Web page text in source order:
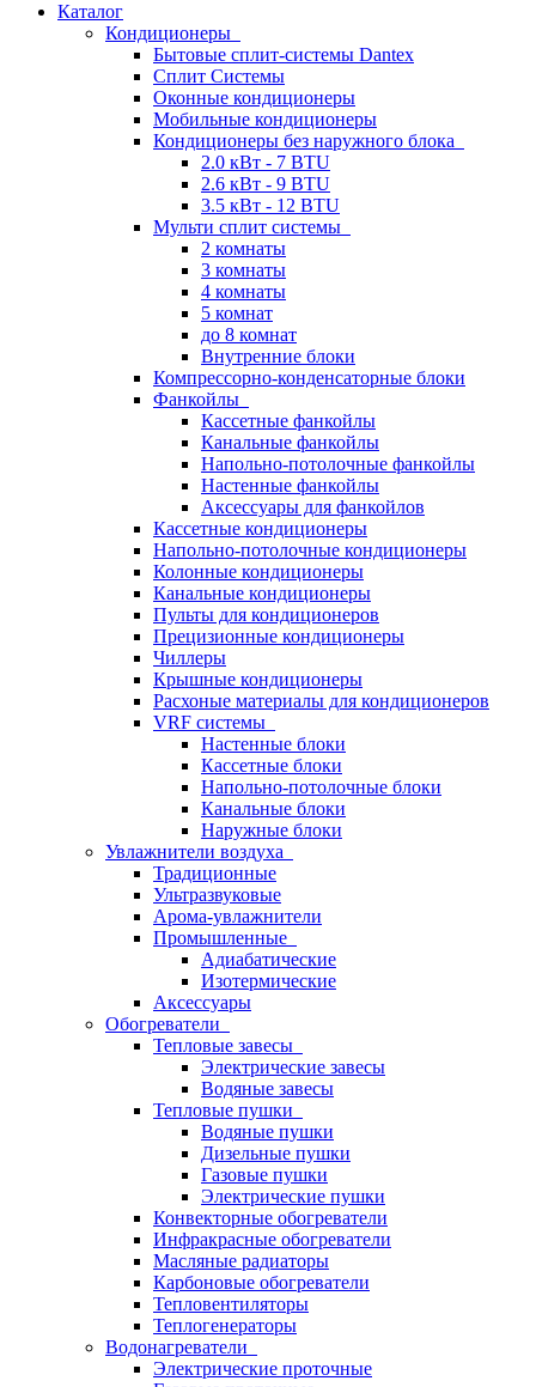
Каталог
Кондиционеры
Бытовые сплит-системы Dantex
Сплит Системы
Оконные кондиционеры
Мобильные кондиционеры
Кондиционеры без наружного блока
2.0 кВт - 7 BTU
2.6 кВт - 9 BTU
3.5 кВт - 12 BTU
Мульти сплит системы
2 комнаты
3 комнаты
4 комнаты
5 комнат
до 8 комнат
Внутренние блоки
Компрессорно-конденсаторные блоки
Фанкойлы
Кассетные фанкойлы
Канальные фанкойлы
Напольно-потолочные фанкойлы
Настенные фанкойлы
Аксессуары для фанкойлов
Кассетные кондиционеры
Напольно-потолочные кондиционеры
Колонные кондиционеры
Канальные кондиционеры
Пульты для кондиционеров
Прецизионные кондиционеры
Чиллеры
Крышные кондиционеры
Расхоные материалы для кондиционеров
VRF системы
Настенные блоки
Кассетные блоки
Напольно-потолочные блоки
Канальные блоки
Наружные блоки
Увлажнители воздуха
Традиционные
Ультразвуковые
Арома-увлажнители
Промышленныe
Адиабатические
Изотермические
Аксессуары
Обогреватели
Тепловые завесы
Электрические завесы
Водяные завесы
Тепловые пушки
Водяные пушки
Дизельные пушки
Газовые пушки
Электрические пушки
Конвекторные обогреватели
Инфракрасные обогреватели
Масляные радиаторы
Карбоновые обогреватели
Тепловентиляторы
Теплогенераторы
Водонагреватели
Электрические проточные